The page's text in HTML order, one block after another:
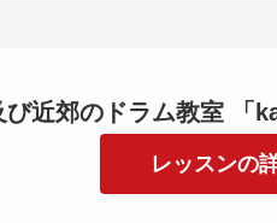
び近郊のドラム教室 「
レッスンの